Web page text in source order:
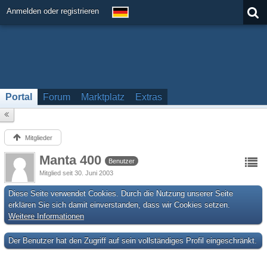
Anmelden oder registrieren
Portal Forum Marktplatz Extras
Mitglieder
Manta 400
Benutzer
Mitglied seit 30. Juni 2003
Diese Seite verwendet Cookies. Durch die Nutzung unserer Seite
erklären Sie sich damit einverstanden, dass wir Cookies setzen.
Weitere Informationen
Der Benutzer hat den Zugriff auf sein vollständiges Profil eingeschränkt.